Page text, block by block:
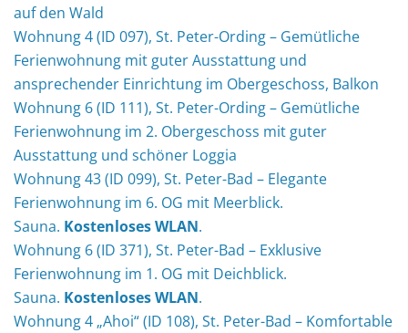
auf den Wald
Wohnung 4 (ID 097), St. Peter-Ording – Gemütliche
Ferienwohnung mit guter Ausstattung und
ansprechender Einrichtung im Obergeschoss, Balkon
Wohnung 6 (ID 111), St. Peter-Ording – Gemütliche
Ferienwohnung im 2. Obergeschoss mit guter
Ausstattung und schöner Loggia
Wohnung 43 (ID 099), St. Peter-Bad – Elegante
Ferienwohnung im 6. OG mit Meerblick.
Sauna. Kostenloses WLAN.
Wohnung 6 (ID 371), St. Peter-Bad – Exklusive
Ferienwohnung im 1. OG mit Deichblick.
Sauna. Kostenloses WLAN.
Wohnung 4 „Ahoi“ (ID 108), St. Peter-Bad – Komfortable